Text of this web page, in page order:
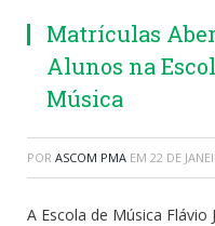
Matrículas
Alunos na
Música
POR ASCOM PMA EM 22 DE
A Escola de Música Flávio